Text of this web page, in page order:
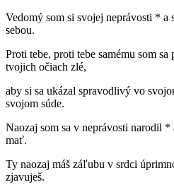
Vedomý som si svojej neprávosti * a
sebou.
Proti tebe, proti tebe samému som
tvojich očiach zlé,
aby si sa ukázal spravodlivý vo
svojom súde.
Naozaj som sa v neprávosti narodil *
mať.
Ty naozaj máš záľubu v srdci
zjavuješ.